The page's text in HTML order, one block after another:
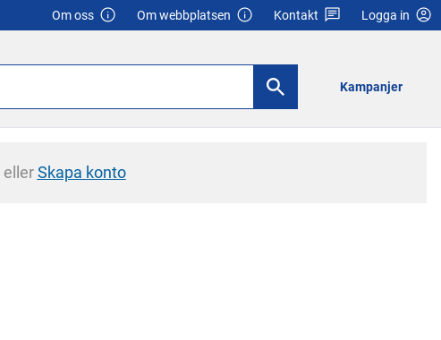
Om oss Om webbplatsen Kontakt Logga in
Kampanjer
ellerSkapa konto